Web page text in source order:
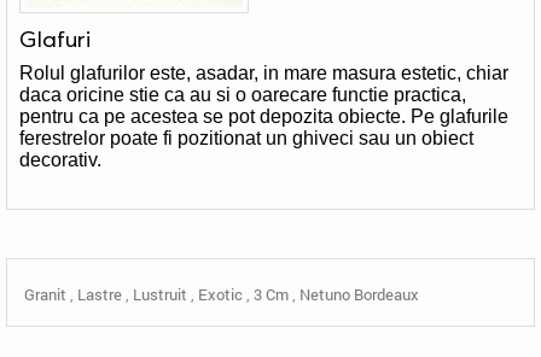
Glafuri
Rolul glafurilor este, asadar, in mare masura estetic, chiar
daca oricine stie ca au si o oarecare functie practica,
pentru ca pe acestea se pot depozita obiecte. Pe glafurile
ferestrelor poate fi pozitionat un ghiveci sau un obiect
decorativ.
Granit , Lastre, Lustruit , Exotic, 3 Cm, Netuno Bordeaux